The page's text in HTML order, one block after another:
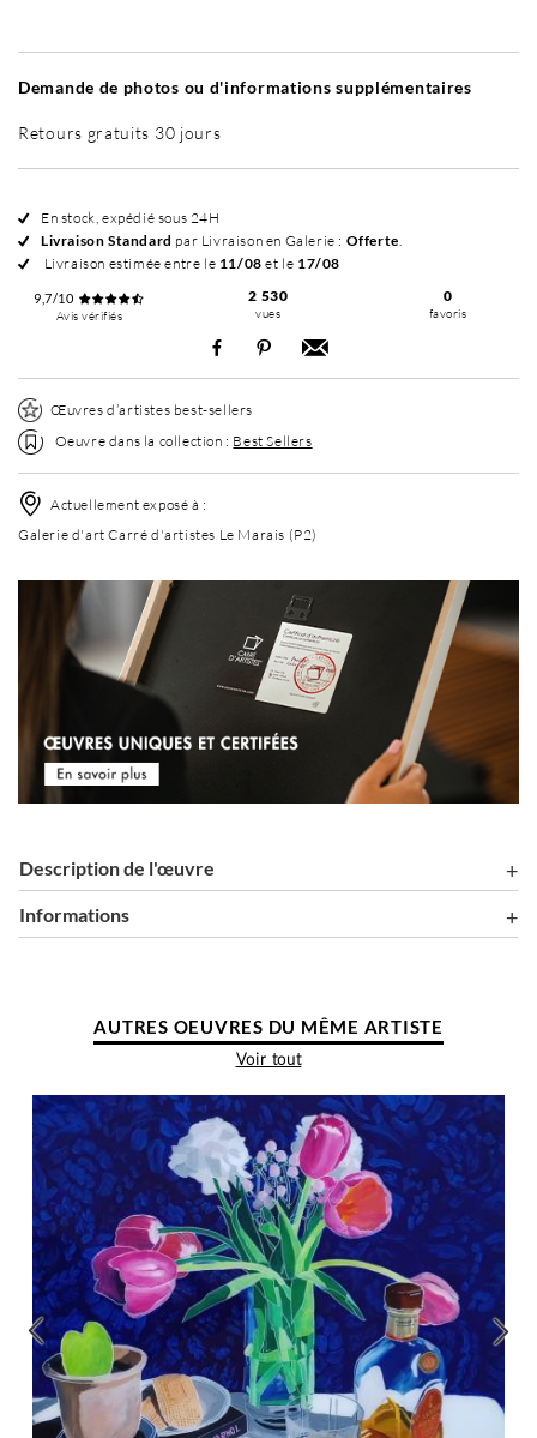
Demande de photos ou d'informations supplémentaires
Retours gratuits 30 jours
En stock, expédié sous 24H
Livraison Standard par Livraison en Galerie : Offerte.
Livraison estimée entre le 11/08 et le 17/08
9,7/10
Avis vérifiés
2 530
vues
0
favoris
Œuvres d’artistes best-sellers
Oeuvre dans la collection : Best Sellers
Actuellement exposé à :
Galerie d'art Carré d'artistes Le Marais (P2)
Description de l'œuvre
Informations
AUTRES OEUVRES DU MÊME ARTISTE
Voir tout